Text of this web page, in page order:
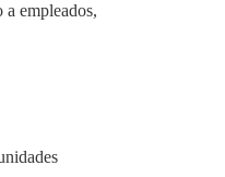
a empleados,